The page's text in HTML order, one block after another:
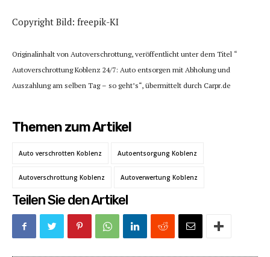
Copyright Bild: freepik-KI
Originalinhalt von Autoverschrottung, veröffentlicht unter dem Titel “
Autoverschrottung Koblenz 24/7: Auto entsorgen mit Abholung und
Auszahlung am selben Tag – so geht’s“, übermittelt durch Carpr.de
Themen zum Artikel
Auto verschrotten Koblenz Autoentsorgung Koblenz
Autoverschrottung Koblenz Autoverwertung Koblenz
Teilen Sie den Artikel